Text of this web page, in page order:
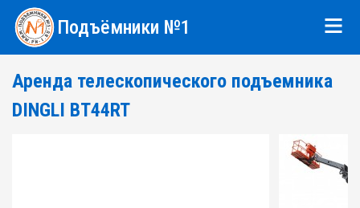
Подъёмники №1
Аренда телескопического подъемника
DINGLI BT44RT